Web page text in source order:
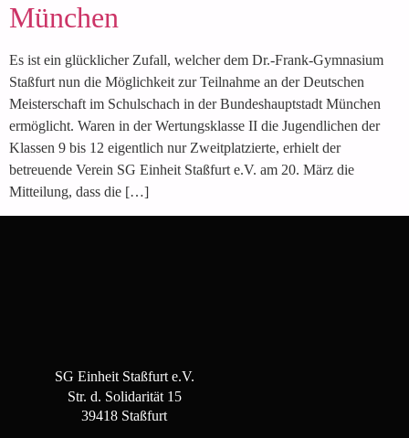
München
Es ist ein glücklicher Zufall, welcher dem Dr.-Frank-Gymnasium
Staßfurt nun die Möglichkeit zur Teilnahme an der Deutschen
Meisterschaft im Schulschach in der Bundeshauptstadt München
ermöglicht. Waren in der Wertungsklasse II die Jugendlichen der
Klassen 9 bis 12 eigentlich nur Zweitplatzierte, erhielt der
betreuende Verein SG Einheit Staßfurt e.V. am 20. März die
Mitteilung, dass die […]
SG Einheit Staßfurt e.V.
Str. d. Solidarität 15
39418 Staßfurt